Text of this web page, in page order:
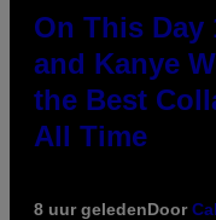
On This Day
and Kanye
the Best
All Time
8 uur geledenDoor